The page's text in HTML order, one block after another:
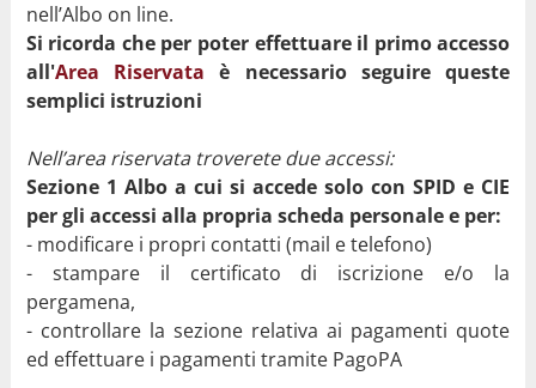
nell’Albo on line.
Si ricorda che per poter effettuare il primo accesso
all'Area Riservata è necessario seguire queste
semplici istruzioni
Nell’area riservata troverete due accessi:
Sezione 1 Albo a cui si accede solo con SPID e CIE
per gli accessi alla propria scheda personale e per:
- modificare i propri contatti (mail e telefono)
- stampare il certificato di iscrizione e/o la
pergamena,
- controllare la sezione relativa ai pagamenti quote
ed effettuare i pagamenti tramite PagoPA